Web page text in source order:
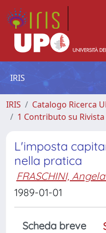
IRIS
IRIS
Catalogo Ricerca
1 Contributo su Rivista
L'imposta
nella pratica
FRASCHINI,
1989-01-01
Scheda breve